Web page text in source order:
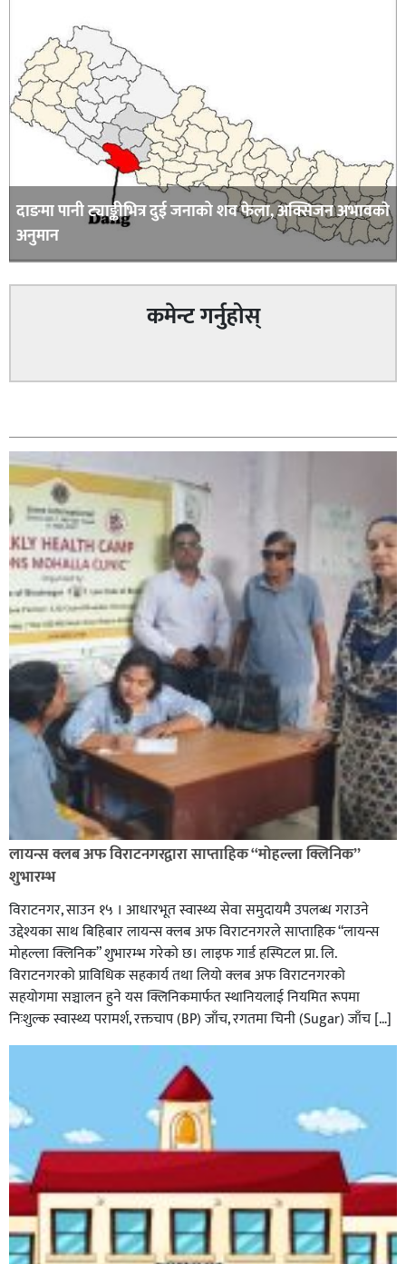
दाङमा पानी ट्याङ्कीभित्र दुई जनाको शव फेला, अक्सिजन अभावकाे
अनुमान
कमेन्ट गर्नुहोस्
लायन्स क्लब अफ विराटनगरद्वारा साप्ताहिक “मोहल्ला क्लिनिक”
शुभारम्भ
विराटनगर, साउन १५ । आधारभूत स्वास्थ्य सेवा समुदायमै उपलब्ध गराउने
उद्देश्यका साथ बिहिबार लायन्स क्लब अफ विराटनगरले साप्ताहिक “लायन्स
मोहल्ला क्लिनिक” शुभारम्भ गरेकाे छ। लाइफ गार्ड हस्पिटल प्रा. लि.
विराटनगरको प्राविधिक सहकार्य तथा लियो क्लब अफ विराटनगरको
सहयोगमा सञ्चालन हुने यस क्लिनिकमार्फत स्थानियलाई नियमित रूपमा
निःशुल्क स्वास्थ्य परामर्श, रक्तचाप (BP) जाँच, रगतमा चिनी (Sugar) जाँच […]